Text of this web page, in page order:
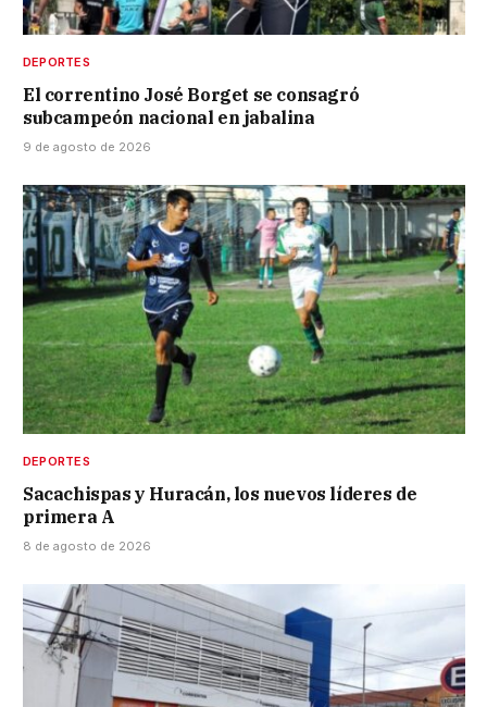
DEPORTES
El correntino José Borget se consagró
subcampeón nacional en jabalina
9 de agosto de 2026
DEPORTES
Sacachispas y Huracán, los nuevos líderes de
primera A
8 de agosto de 2026